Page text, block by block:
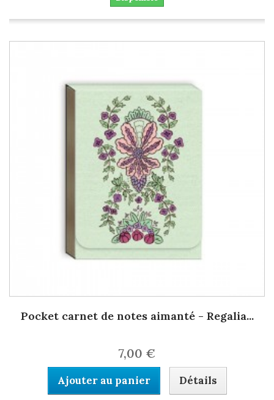
Pocket carnet de notes aimanté - Regalia...
7,00 €
Ajouter au panier Détails